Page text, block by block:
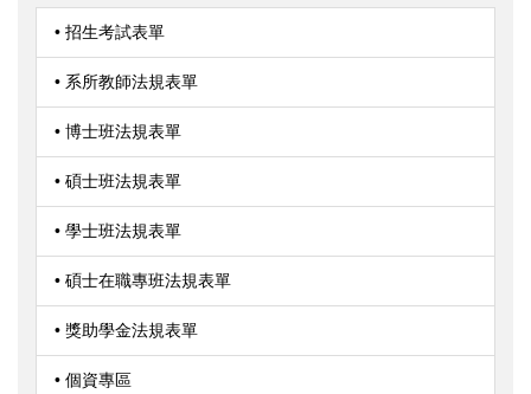
• 招生考試表單
• 系所教師法規表單
• 博士班法規表單
• 碩士班法規表單
• 學士班法規表單
• 碩士在職專班法規表單
• 獎助學金法規表單
• 個資專區